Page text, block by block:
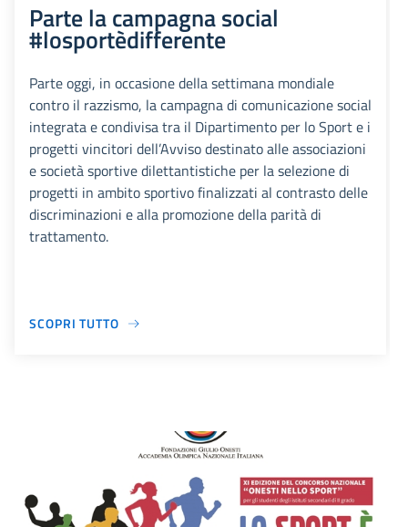
Parte la campagna social
#losportèdifferente
Parte oggi, in occasione della settimana mondiale
contro il razzismo, la campagna di comunicazione social
integrata e condivisa tra il Dipartimento per lo Sport e i
progetti vincitori dell’Avviso destinato alle associazioni
e società sportive dilettantistiche per la selezione di
progetti in ambito sportivo finalizzati al contrasto delle
discriminazioni e alla promozione della parità di
trattamento.
SCOPRI TUTTO